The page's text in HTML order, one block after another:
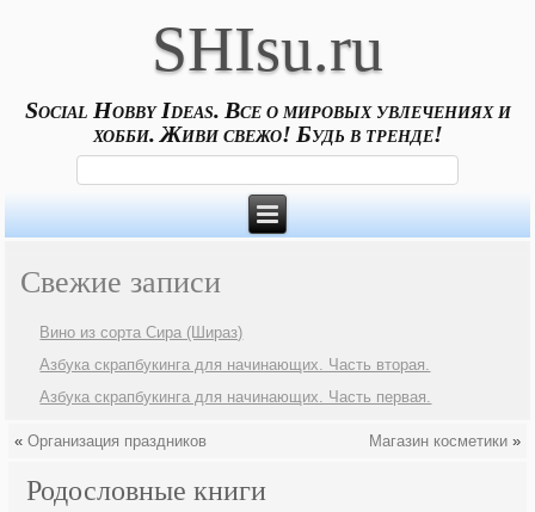
SHIsu.ru
Social Hobby Ideas. Все о мировых увлечениях и
хобби. Живи свежо! Будь в тренде!
Свежие записи
Вино из сорта Сира (Шираз)
Азбука скрапбукинга для начинающих. Часть вторая.
Азбука скрапбукинга для начинающих. Часть первая.
«Организация праздников Магазин косметики»
Родословные книги